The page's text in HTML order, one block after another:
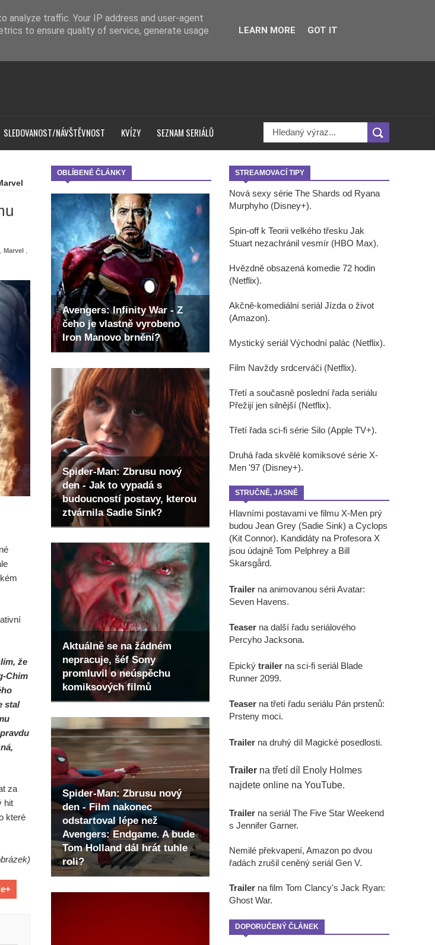
SLEDOVANOST/NÁVŠTĚVNOST KVÍZY SEZNAM SERIÁLŮ
OBLÍBENÉ ČLÁNKY
Avengers: Infinity War - Z
čeho je vlastně vyrobeno
Iron Manovo brnění?
Spider-Man: Zbrusu nový
den - Jak to vypadá s
budoucností postavy, kterou
ztvárnila Sadie Sink?
Aktuálně se na žádném
nepracuje, šéf Sony
promluvil o neúspěchu
komiksových filmů
Spider-Man: Zbrusu nový
den - Film nakonec
odstartoval lépe než
Avengers: Endgame. A bude
Tom Holland dál hrát tuhle
roli?
Marvel
že
Chim
stal
za
hit
které
STREAMOVACÍ TIPY
Nová sexy série The Shards od Ryana
Murphyho (Disney+).
Spin-off k Teorii velkého třesku Jak
Stuart nezachránil vesmír (HBO Max).
Hvězdně obsazená komedie 72 hodin
(Netflix).
Akčně-komediální seriál Jízda o život
(Amazon).
Mystický seriál Východní palác (Netflix).
Film Navždy srdcerváči (Netflix).
Třetí a současně poslední řada seriálu
Přežijí jen silnější (Netflix).
Třetí řada sci-fi série Silo (Apple TV+).
Druhá řada skvělé komiksové série X-
Men '97 (Disney+).
STRUČNĚ, JASNĚ
Hlavními postavami ve filmu X-Men prý
budou Jean Grey (Sadie Sink) a Cyclops
(Kit Connor). Kandidáty na Profesora X
jsou údajně Tom Pelphrey a Bill
Skarsgård.
Trailer na animovanou sérii Avatar:
Seven Havens.
Teaser na další řadu seriálového
Percyho Jacksona.
Epický trailer na sci-fi seriál Blade
Runner 2099.
Teaser na třetí řadu seriálu Pán prstenů:
Prsteny moci.
Trailer na druhý díl Magické posedlosti.
Trailer na třetí díl Enoly Holmes
najdete online na YouTube.
Trailer na seriál The Five Star Weekend
s Jennifer Garner.
Nemilé překvapení, Amazon po dvou
řadách zrušil ceněný seriál Gen V.
Trailer na film Tom Clancy's Jack Ryan:
Ghost War.
DOPORUČENÝ ČLÁNEK
traffic. Your IP address and user-agent
to ensure quality of service, generate usage
LEARN MORE GOT IT